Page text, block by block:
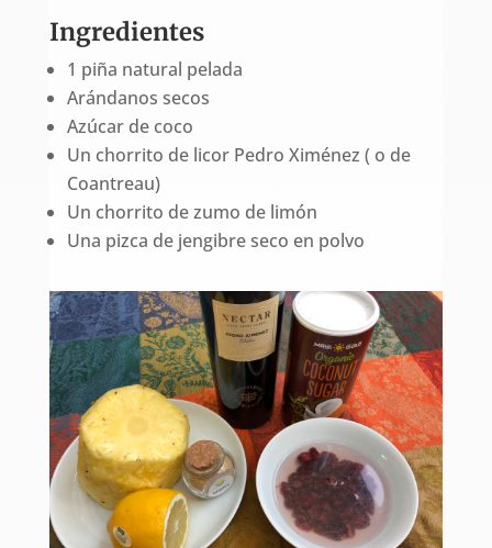
Ingredientes
1 piña natural pelada
Arándanos secos
Azúcar de coco
Un chorrito de licor Pedro Ximénez ( o de
Coantreau)
Un chorrito de zumo de limón
Una pizca de jengibre seco en polvo